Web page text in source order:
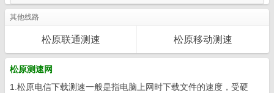
其他线路
松原联通测速 松原移动测速
松原测速网
1.松原电信下载测速一般是指电脑上网时下载文件的速度，受硬